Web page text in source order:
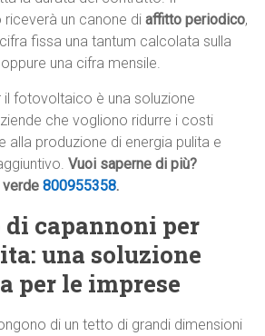
un canone diaffitto periodico,
fissa una tantum calcolata sulla
una cifra mensile.
il fotovoltaico è una soluzione
che vogliono ridurre i costi
alla produzione di energia pulita e
Vuoi saperne di più?
verde800955358.
capannoni per
una soluzione
per le imprese
di un tetto di grandi dimensioni